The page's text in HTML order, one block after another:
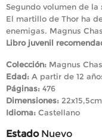
Segundo volumen de la
El martillo de Thor ha
enemigas. Magnus
Libro juvenil
Colección: Magnus
Edad: A partir de 12
Páginas: 476
Dimensiones: 22x15,5cm
Idioma: Castellano
Estado Nuevo